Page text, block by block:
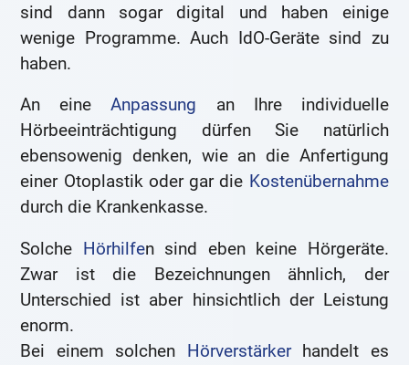
sind dann sogar digital und haben einige
wenige Programme. Auch IdO-Geräte sind zu
haben.
An eineAnpassung an Ihre individuelle
Hörbeeinträchtigung dürfen Sie natürlich
ebensowenig denken, wie an die Anfertigung
einer Otoplastik oder gar die Kostenübernahme
durch die Krankenkasse.
Solche Hörhilfen sind eben keine Hörgeräte.
Zwar ist die Bezeichnungen ähnlich, der
Unterschied ist aber hinsichtlich der Leistung
enorm.
Bei einem solchen Hörverstärkerhandelt es